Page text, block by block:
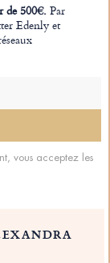
de 500€.Par
Edenly et
vous acceptez les